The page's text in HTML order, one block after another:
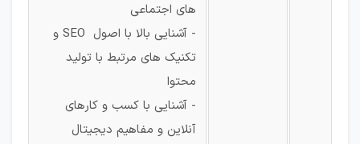
های اجتماعی
- آشنایی بالا با اصول SEO و
تکنیک های مرتبط با تولید
محتوا
- آشنایی با کسب و کارهای
آنلاین و مفاهیم دیجیتال